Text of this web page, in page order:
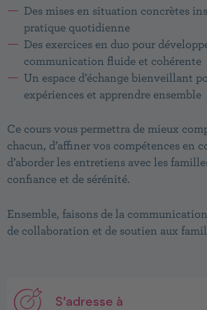
Des mises en situation concrètes
pratique quotidienne
Des exercices en duo pour
communication fluide et cohérente
Un espace d’échange bienveillant
expériences et apprendre ensemble
Ce cours vous permettra de mieux
chacun, d’affiner vos compétences en
d’aborder les entretiens avec les
confiance et de sérénité.
Ensemble, faisons de la
de collaboration et de soutien aux
S’adresse à